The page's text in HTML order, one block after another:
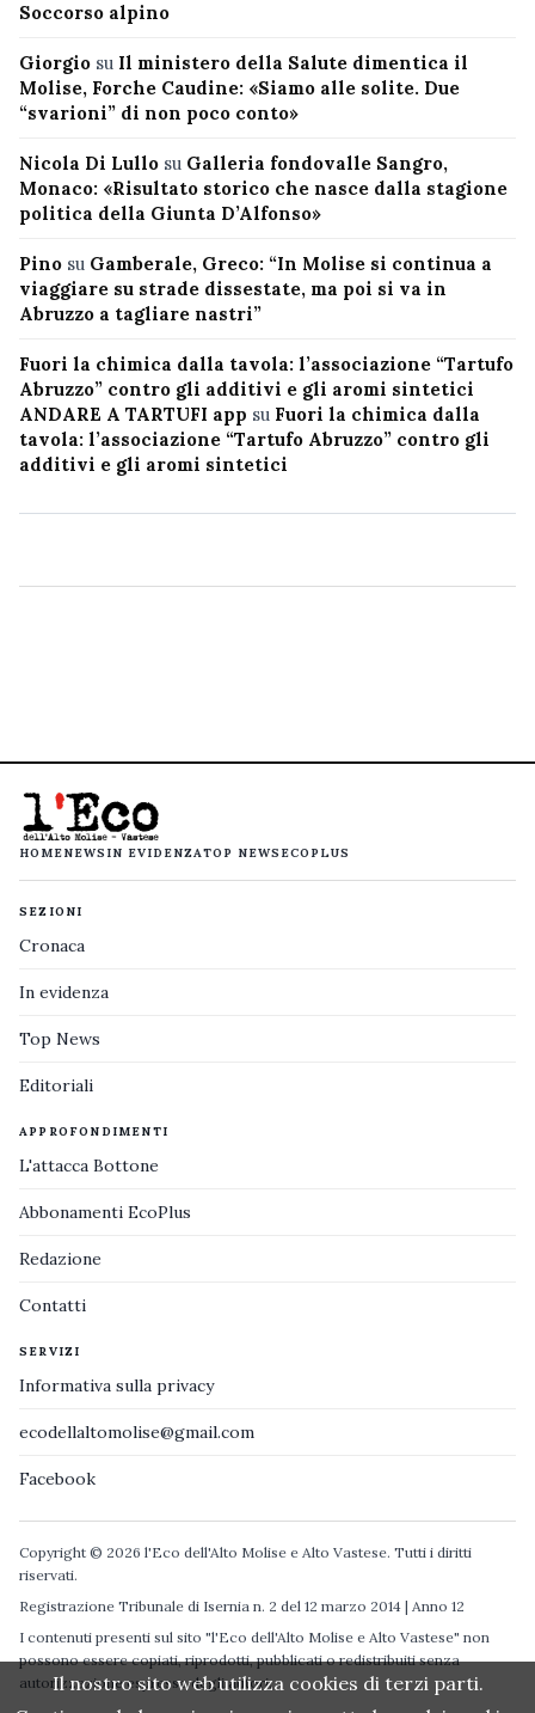
Soccorso alpino
Giorgio su Il ministero della Salute dimentica il
Molise, Forche Caudine: «Siamo alle solite. Due
“svarioni” di non poco conto»
Nicola Di Lullo su Galleria fondovalle Sangro,
Monaco: «Risultato storico che nasce dalla stagione
politica della Giunta D’Alfonso»
Pino su Gamberale, Greco: “In Molise si continua a
viaggiare su strade dissestate, ma poi si va in
Abruzzo a tagliare nastri”
Fuori la chimica dalla tavola: l’associazione “Tartufo
Abruzzo” contro gli additivi e gli aromi sintetici
ANDARE A TARTUFI app su Fuori la chimica dalla
tavola: l’associazione “Tartufo Abruzzo” contro gli
additivi e gli aromi sintetici
HOMENEWS IN EVIDENZATOP NEWS ECOPLUS
SEZIONI
Cronaca
In evidenza
Top News
Editoriali
APPROFONDIMENTI
L'attacca Bottone
Abbonamenti EcoPlus
Redazione
Contatti
SERVIZI
Informativa sulla privacy
ecodellaltomolise@gmail.com
Facebook
Copyright © 2026 l'Eco dell'Alto Molise e Alto Vastese. Tutti i diritti
riservati.
Registrazione Tribunale di Isernia n. 2 del 12 marzo 2014 | Anno 12
I contenuti presenti sul sito "l'Eco dell'Alto Molise e Alto Vastese" non
possono essere copiati, riprodotti, pubblicati o redistribuiti senza
autorizzazione espressa degli autori.
Il nostro sito web utilizza cookies di terzi parti.